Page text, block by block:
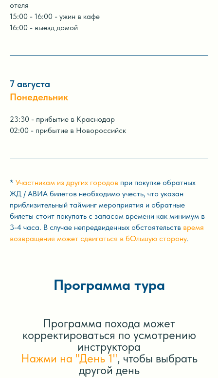
отеля
15:00 - 16:00 - ужин в кафе
16:00 - выезд домой
7 августа
Понедельник
23:30 - прибытие в Краснодар
02:00 - прибытие в Новороссийск
* Участникам из других городов при покупке обратных
ЖД / АВИА билетов необходимо учесть, что указан
приблизительный тайминг мероприятия и обратные
билеты стоит покупать с запасом времени как минимум в
3-4 часа. В случае непредвиденных обстоятельств время
возвращения может сдвигаться в бОльшую сторону.
Программа тура
Программа похода может
корректироваться по усмотрению
инструктора
Нажми на "День 1", чтобы выбрать
другой день